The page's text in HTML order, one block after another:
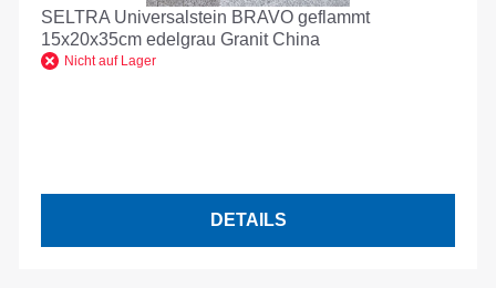
SELTRA Universalstein BRAVO geflammt
15x20x35cm edelgrau Granit China
Nicht auf Lager
DETAILS